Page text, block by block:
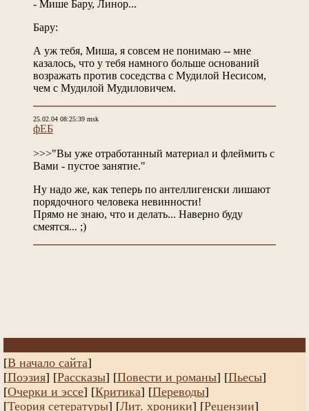
- Мише Бару, Линор...
Бару:
А уж тебя, Миша, я совсем не понимаю -- мне
казалось, что у тебя намного больше оснований
возражать против соседства с Мудилой Несисом,
чем с Мудилой Мудиловичем.
25.02.04 08:25:39 msk
фЕБ
>>>"Вы уже отработанный материал и флеймить с
Вами - пустое занятие."
Ну надо же, как теперь по антеллигенски лишают
порядочного человека невинности!
Прямо не знаю, что и делать... Наверно буду
смеятся... ;)
[В начало сайта]
[Поэзия] [Рассказы] [Повести и романы] [Пьесы]
[Очерки и эссе] [Критика] [Переводы]
[Теория сетературы] [Лит. хроники] [Рецензии]